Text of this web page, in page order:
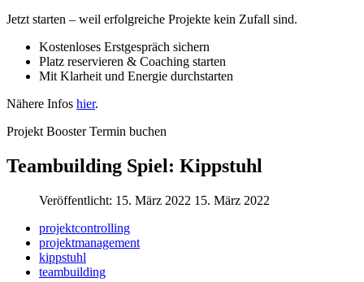
Jetzt starten – weil erfolgreiche Projekte kein Zufall sind.
Kostenloses Erstgespräch sichern
Platz reservieren & Coaching starten
Mit Klarheit und Energie durchstarten
Nähere Infos hier.
Projekt Booster Termin buchen
Teambuilding Spiel: Kippstuhl
Veröffentlicht: 15. März 2022 15. März 2022
projektcontrolling
projektmanagement
kippstuhl
teambuilding